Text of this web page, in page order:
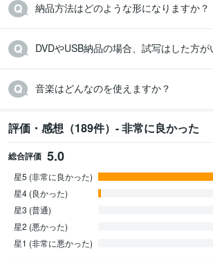
納品方法はどのような形になりますか？
DVDやUSB納品の場合、試写はした方が
音楽はどんなのを使えますか？
評価・感想（189件）- 非常に良かった
総合評価 5.0
星5 (非常に良かった)
星4 (良かった)
星3 (普通)
星2 (悪かった)
星1 (非常に悪かった)